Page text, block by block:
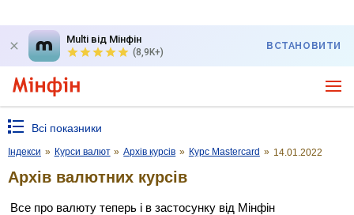
Multi від Мінфін
(8,9K+)
ВСТАНОВИТИ
Всі показники
Індекси » Курси валют » Архів курсів » Курс Mastercard » 14.01.2022
Архів валютних курсів
Все про валюту теперь і в застосунку від Мінфін